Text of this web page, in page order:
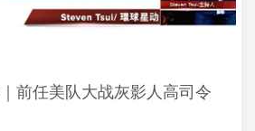
前任美队大战灰影人高司令